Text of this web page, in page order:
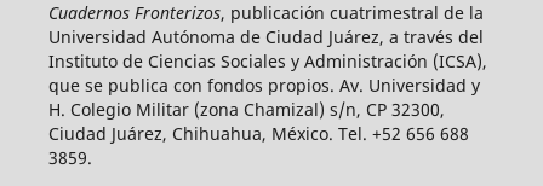
Cuadernos Fronterizos, publicación cuatrimestral de la
Universidad Autónoma de Ciudad Juárez, a través del
Instituto de Ciencias Sociales y Administración (ICSA),
que se publica con fondos propios. Av. Universidad y
H. Colegio Militar (zona Chamizal) s/n, CP 32300,
Ciudad Juárez, Chihuahua, México. Tel. +52 656 688
3859.